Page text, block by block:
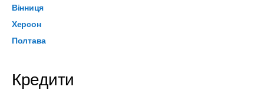
Вінниця
Херсон
Полтава
Кредити